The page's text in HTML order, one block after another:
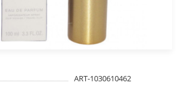
ART-1030610462